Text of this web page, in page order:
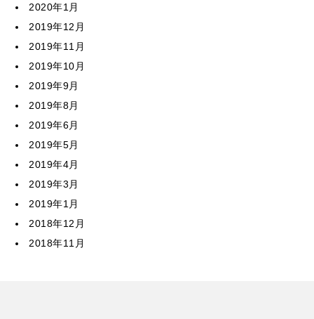
2020年1月
2019年12月
2019年11月
2019年10月
2019年9月
2019年8月
2019年6月
2019年5月
2019年4月
2019年3月
2019年1月
2018年12月
2018年11月